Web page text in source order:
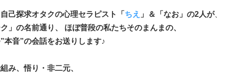
己探求オタクの心理セラピスト「 ちえ 」＆「なお」の2人が、
」の名前通り、
ほぼ普段の私たちそのまんまの、
本音”の会話をお送りします♪
み、悟り・非二元、